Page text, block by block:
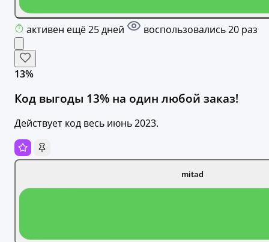
активен ещё 25 дней воспользовались 20 раз
13%
Код выгоды 13% на один любой заказ!
Действует код весь июнь 2023.
mitad